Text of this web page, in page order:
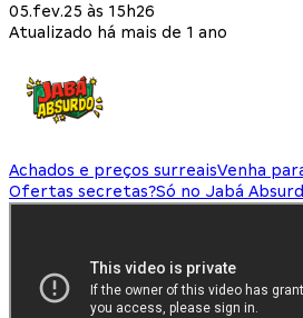
05.fev.25 às 15h26
Atualizado há mais de 1 ano
Achados e preços surreaisVenha
Ofertas secretas?Só no Jabá